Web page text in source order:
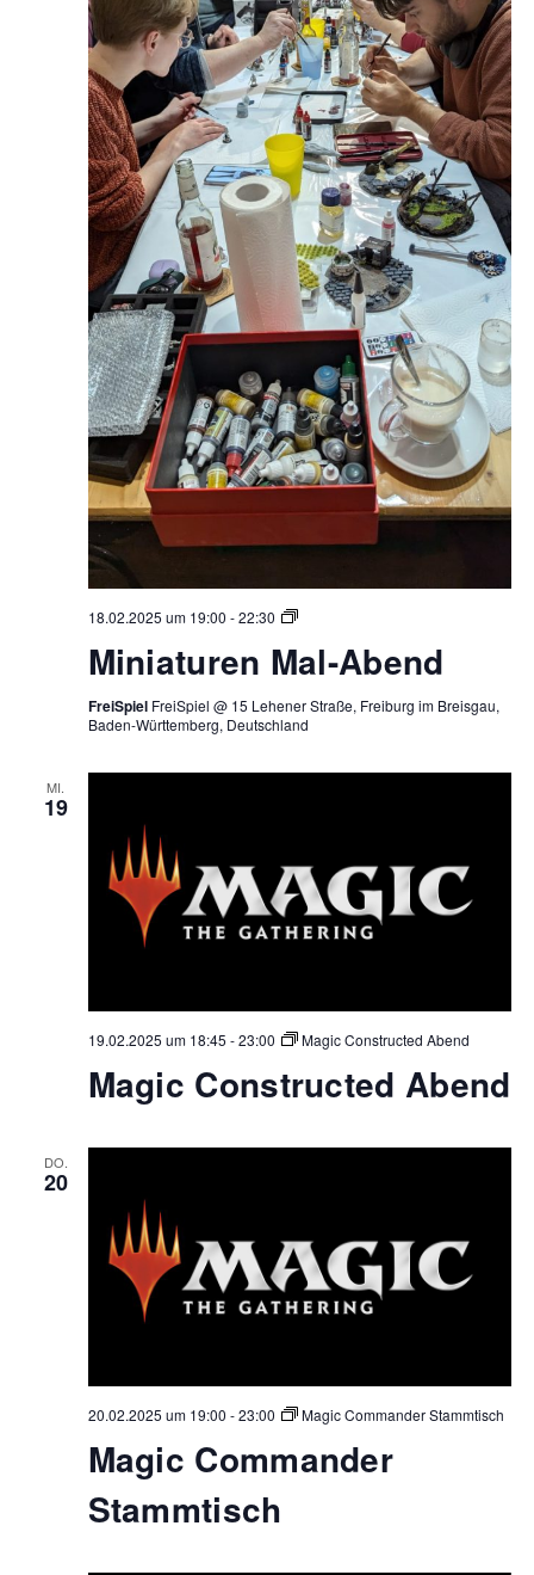
18.02.2025 um 19:00 -22:30
Miniaturen
Abend
Miniaturen Mal-Abend
FreiSpiel FreiSpiel @ 15 Lehener Straße, Freiburg im Breisgau,
Baden-Württemberg, Deutschland
MI.
19
19.02.2025 um 18:45 -23:00 Magic Constructed Abend
Magic Constructed Abend
DO.
20
20.02.2025 um 19:00 -23:00 Magic Commander Stammtisch
Magic Commander
Stammtisch